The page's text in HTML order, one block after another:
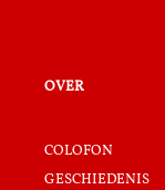
over
colofon
geschiedenis